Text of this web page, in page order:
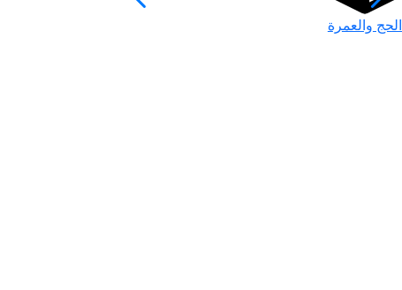
الحج والعمرة